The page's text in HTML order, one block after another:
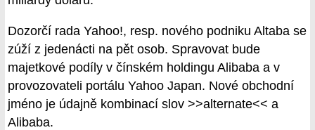
Dozorčí rada Yahoo!, resp. nového podniku Altaba se
zúží z jedenácti na pět osob. Spravovat bude
majetkové podíly v čínském holdingu Alibaba a v
provozovateli portálu Yahoo Japan. Nové obchodní
jméno je údajně kombinací slov >>alternate<< a
Alibaba.